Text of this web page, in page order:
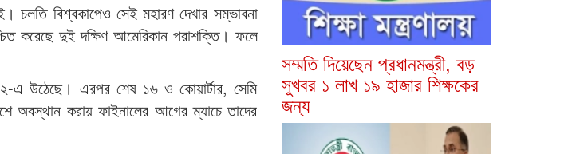
চলতি বিশ্বকাপেও সেই মহারণ দেখার সম্ভাবনা
করেছে দুই দক্ষিণ আমেরিকান পরাশক্তি। ফলে
এ উঠেছে। এরপর শেষ ১৬ ও কোয়ার্টার, সেমি
অবস্থান করায় ফাইনালের আগের ম্যাচে তাদের
সম্মতি দিয়েছেন প্রধানমন্ত্রী, বড়
সুখবর ১ লাখ ১৯ হাজার শিক্ষকের
জন্য